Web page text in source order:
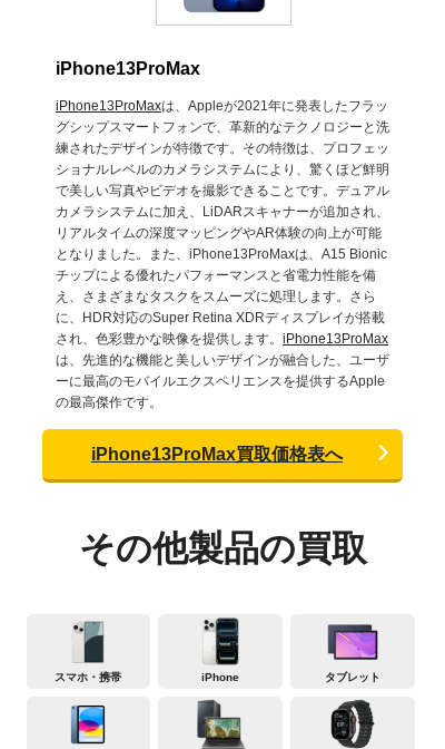
iPhone13ProMax
iPhone13ProMaxは、Appleが2021年に発表したフラッ
グシップスマートフォンで、革新的なテクノロジーと洗
練されたデザインが特徴です。その特徴は、プロフェッ
ショナルレベルのカメラシステムにより、驚くほど鮮明
で美しい写真やビデオを撮影できることです。デュアル
カメラシステムに加え、LiDARスキャナーが追加され、
リアルタイムの深度マッピングやAR体験の向上が可能
となりました。また、iPhone13ProMaxは、A15 Bionic
チップによる優れたパフォーマンスと省電力性能を備
え、さまざまなタスクをスムーズに処理します。さら
に、HDR対応のSuper Retina XDRディスプレイが搭載
され、色彩豊かな映像を提供します。 iPhone13ProMax
は、先進的な機能と美しいデザインが融合した、ユーザ
ーに最高のモバイルエクスペリエンスを提供するApple
の最高傑作です。
iPhone13ProMax買取価格表へ
その他製品の買取
スマホ・携帯 iPhone タブレット